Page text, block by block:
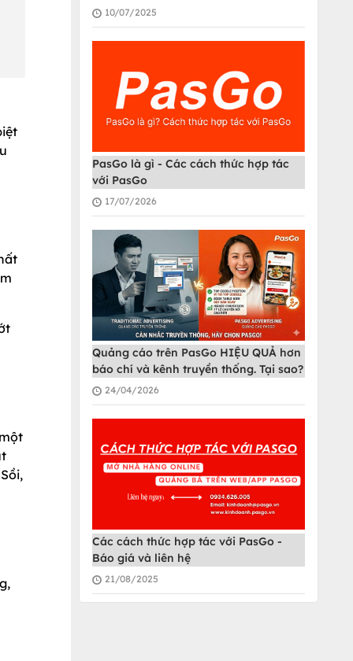
PasGo
10/07/2025
PasGo là gì - Các cách thức hợp tác
với PasGo
17/07/2026
Quảng cáo trên PasGo HIỆU QUẢ hơn
báo chí và kênh truyền thống. Tại sao?
24/04/2026
Các cách thức hợp tác với PasGo -
Báo giá và liên hệ
21/08/2025